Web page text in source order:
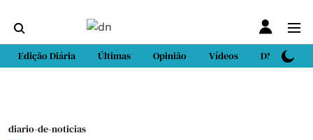
Edição Diária Últimas Opinião Vídeos DN Sport
diario-de-noticias